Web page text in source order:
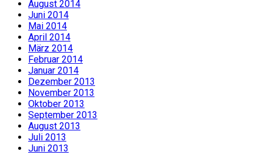
August 2014
Juni 2014
Mai 2014
April 2014
März 2014
Februar 2014
Januar 2014
Dezember 2013
November 2013
Oktober 2013
September 2013
August 2013
Juli 2013
Juni 2013